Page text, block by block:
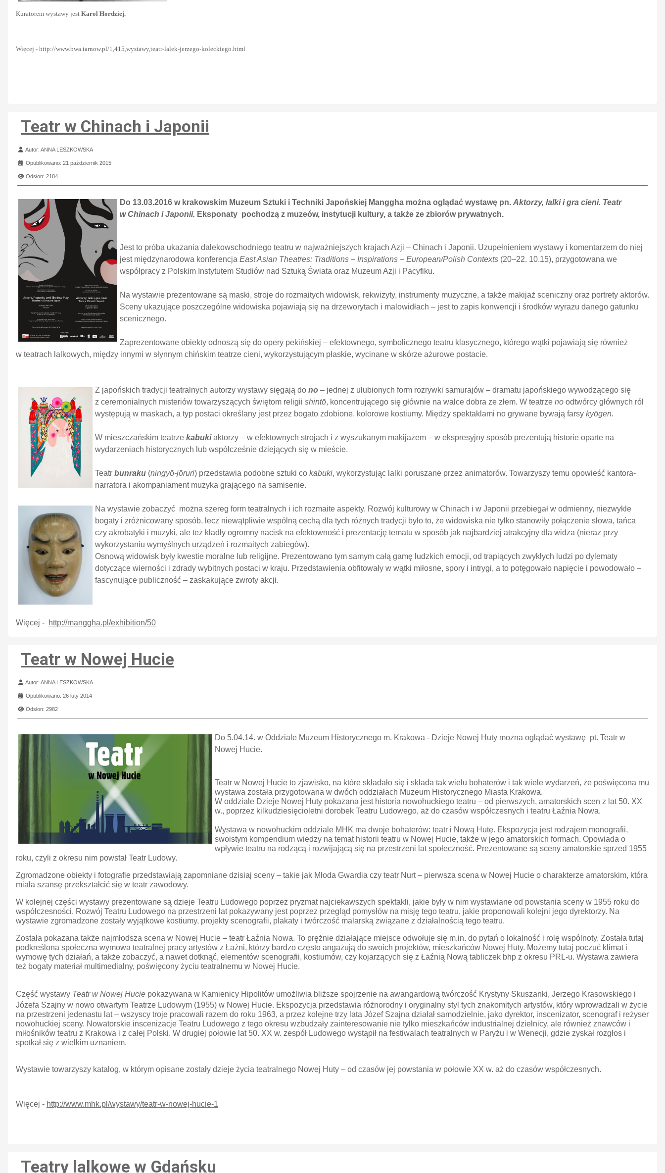
Kuratorem wystawy jest Karol Hordziej.
Więcej - http://www.bwa.tarnow.pl/1,415,wystawy,teatr-lalek-jerzego-koleckiego.html
Teatr w Chinach i Japonii
Szczegóły
Autor:ANNA LESZKOWSKA
Opublikowano: 21 październik 2015
Odsłon: 2184
Do 13.03.2016 w krakowskim Muzeum Sztuki i Techniki Japońskiej Manggha można oglądać wystawę pn. Aktorzy, lalki i gra cieni. Teatr
w Chinach i Japonii. Eksponaty pochodzą z muzeów, instytucji kultury, a także ze zbiorów prywatnych.
Jest to próba ukazania dalekowschodniego teatru w najważniejszych krajach Azji – Chinach i Japonii. Uzupełnieniem wystawy i komentarzem do niej
jest międzynarodowa konferencja East Asian Theatres: Traditions – Inspirations – European/Polish Contexts (20–22. 10.15), przygotowana we
współpracy z Polskim Instytutem Studiów nad Sztuką Świata oraz Muzeum Azji i Pacyfiku.
Na wystawie prezentowane są maski, stroje do rozmaitych widowisk, rekwizyty, instrumenty muzyczne, a także makijaż sceniczny oraz portrety aktorów.
Sceny ukazujące poszczególne widowiska pojawiają się na drzeworytach i malowidłach – jest to zapis konwencji i środków wyrazu danego gatunku
scenicznego.
Zaprezentowane obiekty odnoszą się do opery pekińskiej – efektownego, symbolicznego teatru klasycznego, którego wątki pojawiają się również
w teatrach lalkowych, między innymi w słynnym chińskim teatrze cieni, wykorzystującym płaskie, wycinane w skórze ażurowe postacie.
Z japońskich tradycji teatralnych autorzy wystawy sięgają do no – jednej z ulubionych form rozrywki samurajów – dramatu japońskiego wywodzącego się
z ceremonialnych misteriów towarzyszących świętom religii shintō, koncentrującego się głównie na walce dobra ze złem. W teatrze no odtwórcy głównych ról
występują w maskach, a typ postaci określany jest przez bogato zdobione, kolorowe kostiumy. Między spektaklami no grywane bywają farsy kyōgen.
W mieszczańskim teatrze kabuki aktorzy – w efektownych strojach i z wyszukanym makijażem – w ekspresyjny sposób prezentują historie oparte na
wydarzeniach historycznych lub współcześnie dziejących się w mieście.
Teatr bunraku (ningyō-jōruri) przedstawia podobne sztuki co kabuki, wykorzystując lalki poruszane przez animatorów. Towarzyszy temu opowieść kantora-
narratora i akompaniament muzyka grającego na samisenie.
Na wystawie zobaczyć można szereg form teatralnych i ich rozmaite aspekty. Rozwój kulturowy w Chinach i w Japonii przebiegał w odmienny, niezwykle
bogaty i zróżnicowany sposób, lecz niewątpliwie wspólną cechą dla tych różnych tradycji było to, że widowiska nie tylko stanowiły połączenie słowa, tańca
czy akrobatyki i muzyki, ale też kładły ogromny nacisk na efektowność i prezentację tematu w sposób jak najbardziej atrakcyjny dla widza (nieraz przy
wykorzystaniu wymyślnych urządzeń i rozmaitych zabiegów).
Osnową widowisk były kwestie moralne lub religijne. Prezentowano tym samym całą gamę ludzkich emocji, od trapiących zwykłych ludzi po dylematy
dotyczące wierności i zdrady wybitnych postaci w kraju. Przedstawienia obfitowały w wątki miłosne, spory i intrygi, a to potęgowało napięcie i powodowało –
fascynujące publiczność – zaskakujące zwroty akcji.
Więcej - http://manggha.pl/exhibition/50
Teatr w Nowej Hucie
Szczegóły
Autor:ANNA LESZKOWSKA
Opublikowano: 26 luty 2014
Odsłon: 2982
Do 5.04.14. w Oddziale Muzeum Historycznego m. Krakowa - Dzieje Nowej Huty można oglądać wystawę pt. Teatr w
Nowej Hucie.
Teatr w Nowej Hucie to zjawisko, na które składało się i składa tak wielu bohaterów i tak wiele wydarzeń, że poświęcona mu
wystawa została przygotowana w dwóch oddziałach Muzeum Historycznego Miasta Krakowa.
W oddziale Dzieje Nowej Huty pokazana jest historia nowohuckiego teatru – od pierwszych, amatorskich scen z lat 50. XX
w., poprzez kilkudziesięcioletni dorobek Teatru Ludowego, aż do czasów współczesnych i teatru Łaźnia Nowa.
Wystawa w nowohuckim oddziale MHK ma dwoje bohaterów: teatr i Nową Hutę. Ekspozycja jest rodzajem monografii,
swoistym kompendium wiedzy na temat historii teatru w Nowej Hucie, także w jego amatorskich formach. Opowiada o
wpływie teatru na rodzącą i rozwijającą się na przestrzeni lat społeczność. Prezentowane są sceny amatorskie sprzed 1955
roku, czyli z okresu nim powstał Teatr Ludowy.
Zgromadzone obiekty i fotografie przedstawiają zapomniane dzisiaj sceny – takie jak Młoda Gwardia czy teatr Nurt – pierwsza scena w Nowej Hucie o charakterze amatorskim, która
miała szansę przekształcić się w teatr zawodowy.
W kolejnej części wystawy prezentowane są dzieje Teatru Ludowego poprzez pryzmat najciekawszych spektakli, jakie były w nim wystawiane od powstania sceny w 1955 roku do
współczesności. Rozwój Teatru Ludowego na przestrzeni lat pokazywany jest poprzez przegląd pomysłów na misję tego teatru, jakie proponowali kolejni jego dyrektorzy. Na
wystawie zgromadzone zostały wyjątkowe kostiumy, projekty scenografii, plakaty i twórczość malarską związane z działalnością tego teatru.
Została pokazana także najmłodsza scena w Nowej Hucie – teatr Łaźnia Nowa. To prężnie działające miejsce odwołuje się m.in. do pytań o lokalność i rolę wspólnoty. Została tutaj
podkreślona społeczna wymowa teatralnej pracy artystów z Łaźni, którzy bardzo często angażują do swoich projektów, mieszkańców Nowej Huty. Możemy tutaj poczuć klimat i
wymowę tych działań, a także zobaczyć, a nawet dotknąć, elementów scenografii, kostiumów, czy kojarzących się z Łaźnią Nową tabliczek bhp z okresu PRL-u. Wystawa zawiera
też bogaty materiał multimedialny, poświęcony życiu teatralnemu w Nowej Hucie.
Część wystawy Teatr w Nowej Hucie pokazywana w Kamienicy Hipolitów umożliwia bliższe spojrzenie na awangardową twórczość Krystyny Skuszanki, Jerzego Krasowskiego i
Józefa Szajny w nowo otwartym Teatrze Ludowym (1955) w Nowej Hucie. Ekspozycja przedstawia różnorodny i oryginalny styl tych znakomitych artystów, który wprowadzali w życie
na przestrzeni jedenastu lat – wszyscy troje pracowali razem do roku 1963, a przez kolejne trzy lata Józef Szajna działał samodzielnie, jako dyrektor, inscenizator, scenograf i reżyser
nowohuckiej sceny. Nowatorskie inscenizacje Teatru Ludowego z tego okresu wzbudzały zainteresowanie nie tylko mieszkańców industrialnej dzielnicy, ale również znawców i
miłośników teatru z Krakowa i z całej Polski. W drugiej połowie lat 50. XX w. zespół Ludowego wystąpił na festiwalach teatralnych w Paryżu i w Wenecji, gdzie zyskał rozgłos i
spotkał się z wielkim uznaniem.
Wystawie towarzyszy katalog, w którym opisane zostały dzieje życia teatralnego Nowej Huty – od czasów jej powstania w połowie XX w. aż do czasów współczesnych.
Więcej - http://www.mhk.pl/wystawy/teatr-w-nowej-hucie-1
Teatry lalkowe w Gdańsku